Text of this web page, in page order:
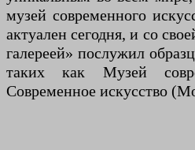
музей современного
актуален сегодня, и со
галереей» послужил
таких как Музей
Современное искусство